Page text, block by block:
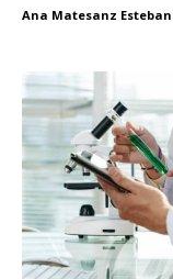
Ana Matesanz Esteban